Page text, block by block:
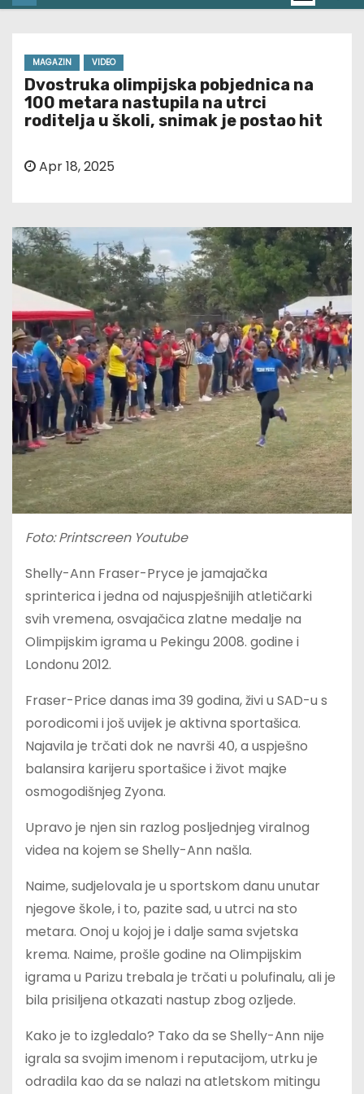
MAGAZIN VIDEO
Dvostruka olimpijska pobjednica na
100 metara nastupila na utrci
roditelja u školi, snimak je postao hit
Apr 18, 2025
Foto: Printscreen Youtube
Shelly-Ann Fraser-Pryce je jamajačka
sprinterica i jedna od najuspješnijih atletičarki
svih vremena, osvajačica zlatne medalje na
Olimpijskim igrama u Pekingu 2008. godine i
Londonu 2012.
Fraser-Price danas ima 39 godina, živi u SAD-u s
porodicomi i još uvijek je aktivna sportašica.
Najavila je trčati dok ne navrši 40, a uspješno
balansira karijeru sportašice i život majke
osmogodišnjeg Zyona.
Upravo je njen sin razlog posljednjeg viralnog
videa na kojem se Shelly-Ann našla.
Naime, sudjelovala je u sportskom danu unutar
njegove škole, i to, pazite sad, u utrci na sto
metara. Onoj u kojoj je i dalje sama svjetska
krema. Naime, prošle godine na Olimpijskim
igrama u Parizu trebala je trčati u polufinalu, ali je
bila prisiljena otkazati nastup zbog ozljede.
Kako je to izgledalo? Tako da se Shelly-Ann nije
igrala sa svojim imenom i reputacijom, utrku je
odradila kao da se nalazi na atletskom mitingu